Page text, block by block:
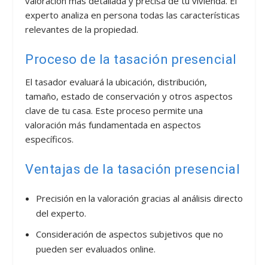
experto analiza en persona todas las características
relevantes de la propiedad.
Proceso de la tasación presencial
El tasador evaluará la ubicación, distribución,
tamaño, estado de conservación y otros aspectos
clave de tu casa. Este proceso permite una
valoración más fundamentada en aspectos
específicos.
Ventajas de la tasación presencial
Precisión en la valoración gracias al análisis directo
del experto.
Consideración de aspectos subjetivos que no
pueden ser evaluados online.